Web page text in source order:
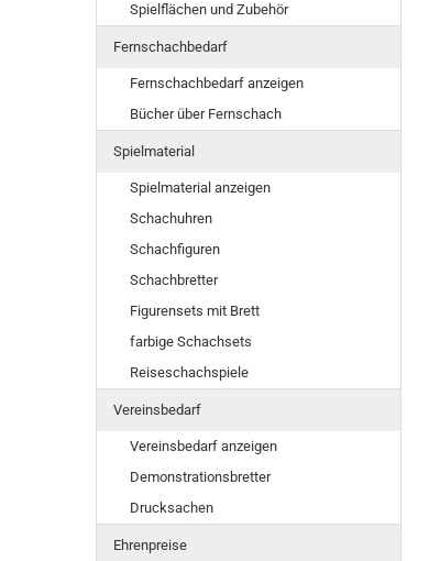
Spielflächen und Zubehör
Fernschachbedarf
Fernschachbedarf anzeigen
Bücher über Fernschach
Spielmaterial
Spielmaterial anzeigen
Schachuhren
Schachfiguren
Schachbretter
Figurensets mit Brett
farbige Schachsets
Reiseschachspiele
Vereinsbedarf
Vereinsbedarf anzeigen
Demonstrationsbretter
Drucksachen
Ehrenpreise